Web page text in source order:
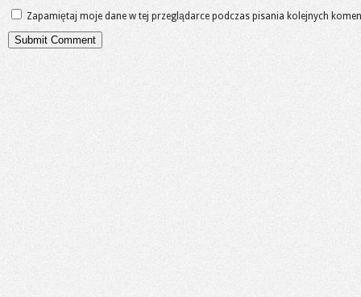
Zapamiętaj moje dane w tej przeglądarce podczas pisania kolejnych